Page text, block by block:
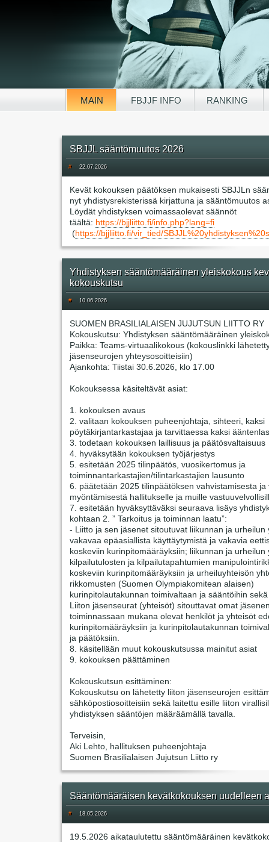
MAIN FBJJF INFO RANKING
SBJJL sääntömuutos 2026
# 22.07.2026
Kevät kokouksen päätöksen mukaisesti SBJJLn
nyt yhdistysrekisterissä kirjattuna ja sääntömuutos
Löydät yhdistyksen voimassaolevat säännöt
täältä: https://bjjliitto.fi/info.php?lang=fi
(https://bjjliitto.fi/vir_tied/
Yhdistyksen sääntömääräinen yleiskokous
kokouskutsu
# 10.06.2026
SUOMEN BRASILIALAISEN JUJUTSUN LIITTO RY
Kokouskutsu: Yhdistyksen sääntömääräinen
Paikka: Teams-virtuaalikokous (kokouslinkki
jäsenseurojen yhteysosoitteisiin)
Ajankohta: Tiistai 30.6.2026, klo 17.00
Kokouksessa käsiteltävät asiat:
1. kokouksen avaus
2. valitaan kokouksen puheenjohtaja, sihteeri, kaksi
pöytäkirjantarkastajaa ja tarvittaessa kaksi
3. todetaan kokouksen laillisuus ja päätösvaltaisuus
4. hyväksytään kokouksen työjärjestys
5. esitetään 2025 tilinpäätös, vuosikertomus ja
toiminnantarkastajien/tilintarkastajien lausunto
6. päätetään 2025 tilinpäätöksen vahvistamisesta
myöntämisestä hallitukselle ja muille
7. esitetään hyväksyttäväksi seuraava lisäys
kohtaan 2. ” Tarkoitus ja toiminnan laatu”:
- Liitto ja sen jäsenet sitoutuvat liikunnan ja urheilun
vakavaa epäasiallista käyttäytymistä ja vakavia
koskeviin kurinpitomääräyksiin; liikunnan ja urheilun
kilpailutulosten ja kilpailutapahtumien
koskeviin kurinpitomääräyksiin ja urheiluyhteisön
rikkomusten (Suomen Olympiakomitean alaisen)
kurinpitolautakunnan toimivaltaan ja sääntöihin
Liiton jäsenseurat (yhteisöt) sitouttavat omat
toiminnassaan mukana olevat henkilöt ja yhteisöt
kurinpitomääräyksiin ja kurinpitolautakunnan
ja päätöksiin.
8. käsitellään muut kokouskutsussa mainitut asiat
9. kokouksen päättäminen
Kokouskutsun esittäminen:
Kokouskutsu on lähetetty liiton jäsenseurojen
sähköpostiosoitteisiin sekä laitettu esille liiton
yhdistyksen sääntöjen määräämällä tavalla.
Terveisin,
Aki Lehto, hallituksen puheenjohtaja
Suomen Brasilialaisen Jujutsun Liitto ry
Sääntömääräisen kevätkokouksen uudelleen
# 18.05.2026
19.5.2026 aikataulutettu sääntömääräinen